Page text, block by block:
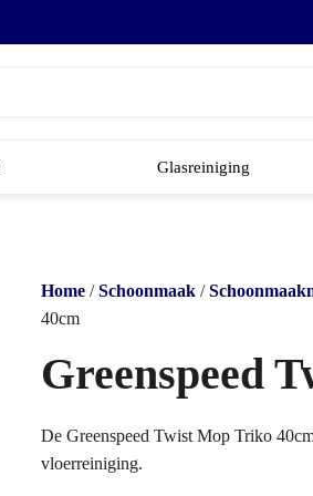
Glasreiniging
Home /Schoonmaak /
40cm
Greenspeed
De Greenspeed Twist Mop Triko
vloerreiniging.